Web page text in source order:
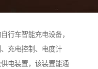
行车智能充电设备，
充电控制、电度计
电装置，该装置能通